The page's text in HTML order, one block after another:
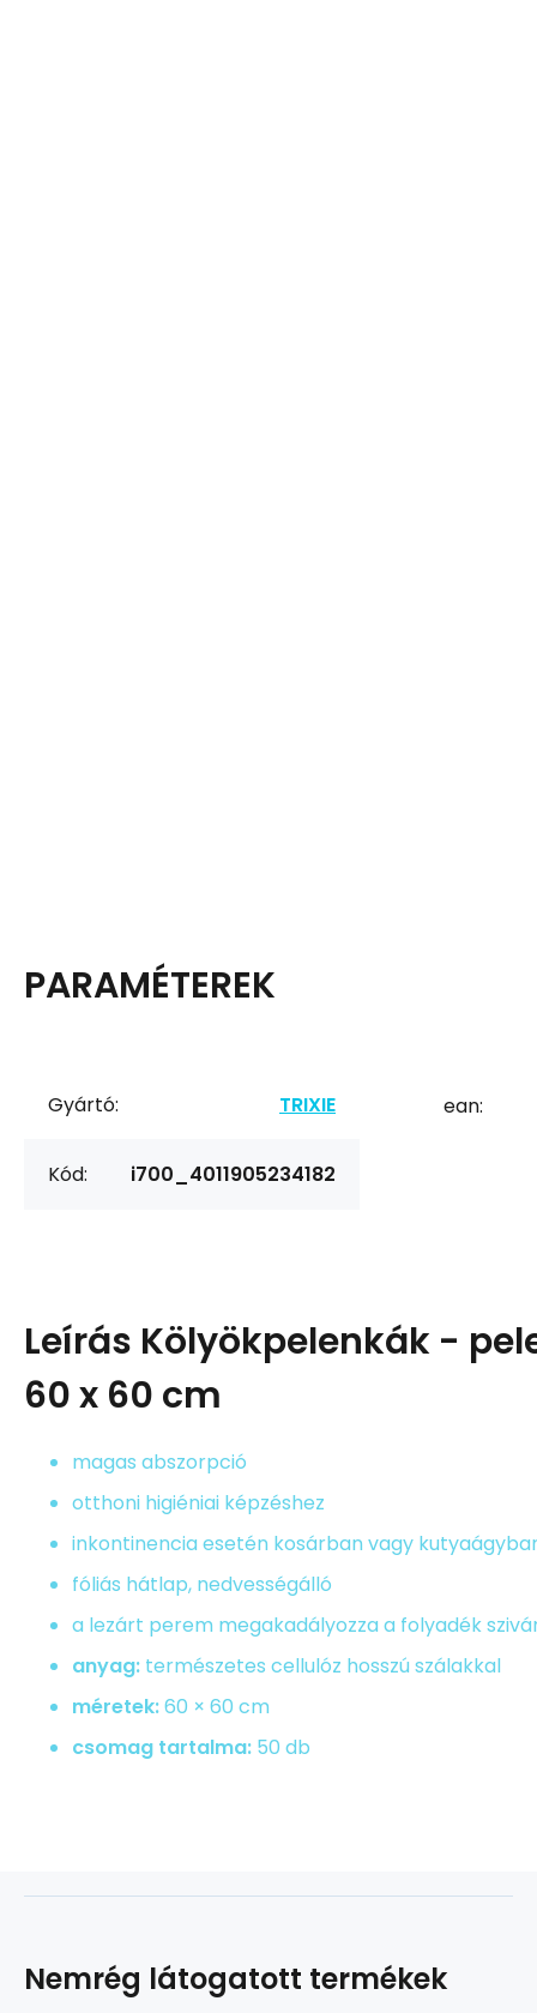
PARAMÉTEREK
Gyártó: TRIXIE
Kód: i700_4011905234182
ean:
Leírás Kölyökpelenkák -
60 x 60 cm
magas abszorpció
otthoni higiéniai képzéshez
inkontinencia esetén kosárban vagy
fóliás hátlap, nedvességálló
a lezárt perem megakadályozza a folyadék
anyag: természetes cellulóz hosszú szálakkal
méretek:60 × 60 cm
csomag tartalma: 50 db
Nemrég látogatott termékek